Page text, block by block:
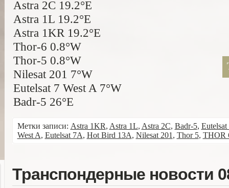
Astra 2C 19.2°E
Astra 1L 19.2°E
Astra 1KR 19.2°E
Thor-6 0.8°W
Thor-5 0.8°W
Nilesat 201 7°W
Eutelsat 7 West A 7°W
Badr-5 26°E
Метки записи: Astra 1KR, Astra 1L, Astra 2C, Badr-5,
West A, Eutelsat 7A, Hot Bird 13A, Nilesat 201 , Thor 5, THOR
Транспондерные новости